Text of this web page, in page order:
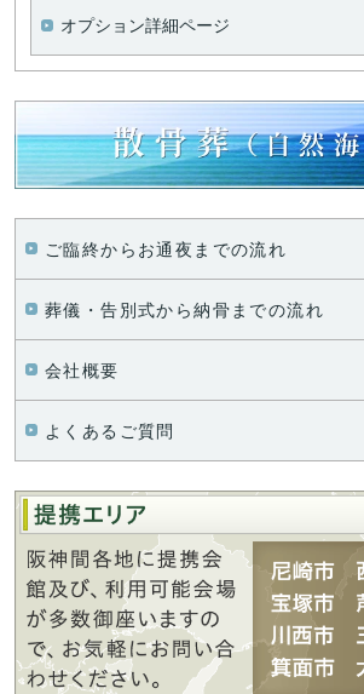
オプション詳細ページ
ご臨終からお通夜までの流れ
葬儀・告別式から納骨までの流れ
会社概要
よくあるご質問